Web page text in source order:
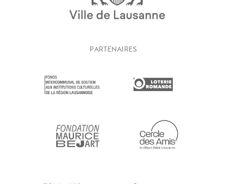
PARTENAIRES